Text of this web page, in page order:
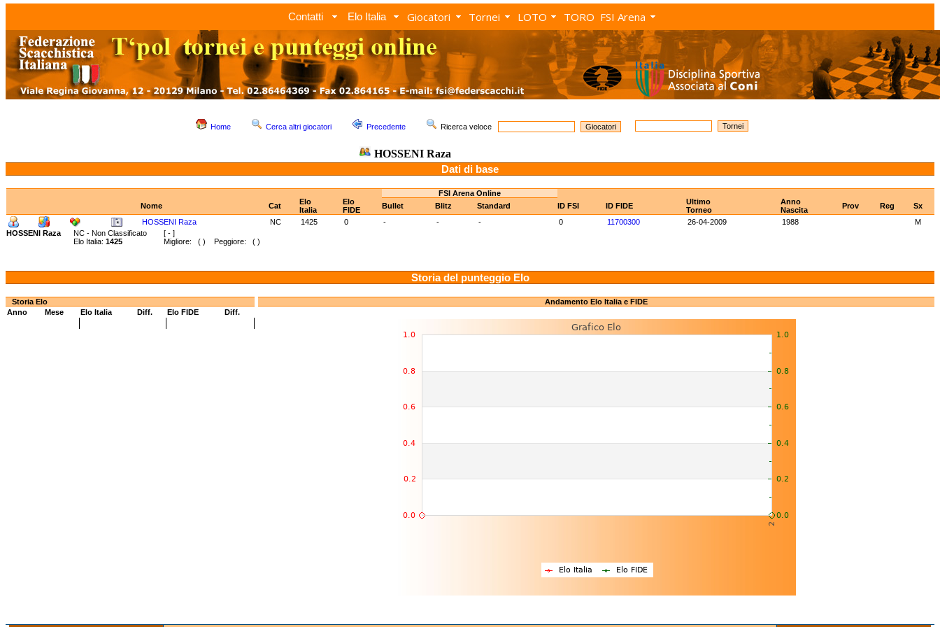
Contatti Elo Italia Giocatori Tornei LOTO TORO FSI Arena
Home Cerca altri giocatori Precedente Ricerca veloce
HOSSENI Raza
Dati di base
FSI Arena Online
Nome
Cat
Elo
Italia
Elo
FIDE
Bullet Blitz Standard ID FSI ID FIDE
Ultimo
Torneo
Anno
Nascita
Prov Reg
Sx
HOSSENI Raza
NC 1425 0 - - - 0 11700300 26-04-2009 1988
M
HOSSENI Raza
NC - Non Classificato [ - ]
Elo Italia: 1425 Migliore: ( ) Peggiore: ( )
Storia del punteggio Elo
Storia Elo
Anno
Mese Elo Italia Diff. Elo FIDE Diff.
Andamento Elo Italia e FIDE